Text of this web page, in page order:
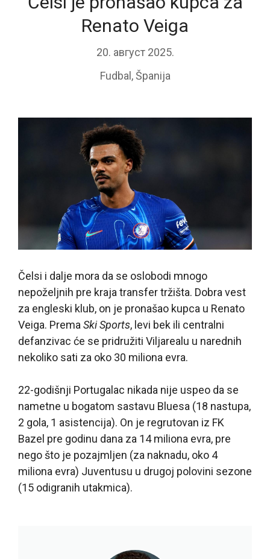
Renato Veiga
20. август 2025.
Fudbal ,Španija
Čelsi i dalje mora da se oslobodi mnogo
nepoželjnih pre kraja transfer tržišta. Dobra vest
za engleski klub, on je pronašao kupca u Renato
Veiga. Prema Ski Sports, levi bek ili centralni
defanzivac će se pridružiti Viljarealu u narednih
nekoliko sati za oko 30 miliona evra.
22-godišnji Portugalac nikada nije uspeo da se
nametne u bogatom sastavu Bluesa (18 nastupa,
2 gola, 1 asistencija). On je regrutovan iz FK
Bazel pre godinu dana za 14 miliona evra, pre
nego što je pozajmljen (za naknadu, oko 4
miliona evra) Juventusu u drugoj polovini sezone
(15 odigranih utakmica).